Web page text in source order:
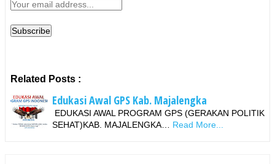
Related Posts :
Edukasi Awal GPS Kab. Majalengka
EDUKASI AWAL PROGRAM GPS (GERAKAN POLITIK
SEHAT)KAB. MAJALENGKA…
Read More...